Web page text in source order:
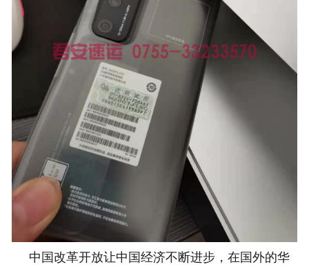
中国改革开放让中国经济不断进步，在国外的华